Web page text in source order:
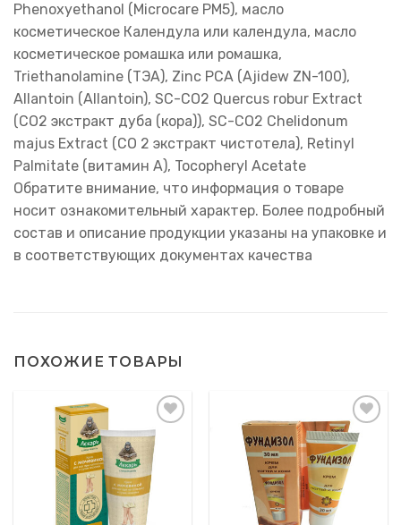
Phenoxyethanol (Microcare PM5), масло
косметическое Календула или календула, масло
косметическое ромашка или ромашка,
Triethanolamine (ТЭА), Zinc PCA (Ajidew ZN-100),
Allantoin (Allantoin), SC-СО2 Quercus robur Extract
(СО2 экстракт дуба (кора)), SC-СО2 Chelidonum
majus Extract (СО 2 экстракт чистотела), Retinyl
Palmitate (витамин А), Tocopheryl Acetate
Обратите внимание, что информация о товаре
носит ознакомительный характер. Более подробный
состав и описание продукции указаны на упаковке и
в соответствующих документах качества
ПОХОЖИЕ ТОВАРЫ